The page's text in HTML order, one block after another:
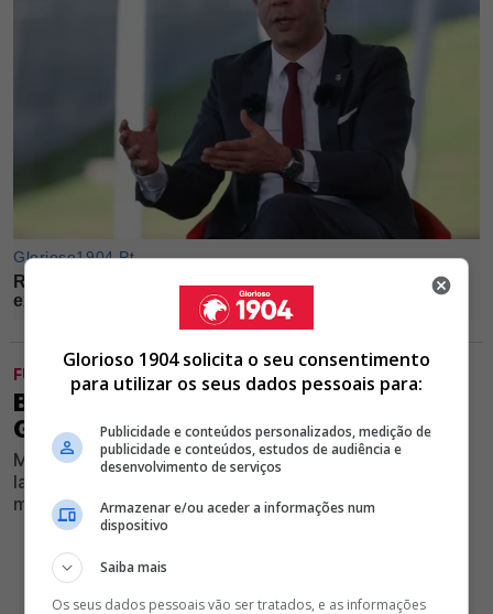
FUTEBOL
BENFICA AFOGA MÁGOAS NO DÉRBI E
GOLEIA BELENENSES NA LUZ
Marco Silva aproveitou encontro para rodar plantel,
lançar vários jovens da formação e dar os primeiros
minutos a Jhon Durán, que se estreou a marcar
Glorioso 1904 solicita o seu consentimento
para utilizar os seus dados pessoais para:
Publicidade e conteúdos personalizados, medição de
publicidade e conteúdos, estudos de audiência e
desenvolvimento de serviços
Armazenar e/ou aceder a informações num
dispositivo
Saiba mais
Os seus dados pessoais vão ser tratados, e as informações